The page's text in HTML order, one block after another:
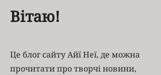
Вітаю!
Це блог сайту Айї Неї, де можна
прочитати про творчі новини,